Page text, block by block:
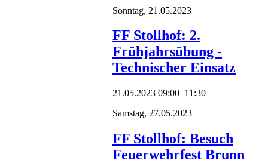
Sonntag, 21.05.2023
FF Stollhof: 2.
Frühjahrsübung -
Technischer Einsatz
21.05.2023 09:00–11:30
Samstag, 27.05.2023
FF Stollhof: Besuch
Feuerwehrfest Brunn